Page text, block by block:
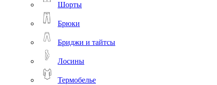
Шорты
Брюки
Бриджи и тайтсы
Лосины
Термобелье